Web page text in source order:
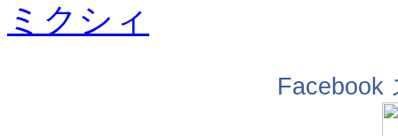
ミクシィ
Facebook